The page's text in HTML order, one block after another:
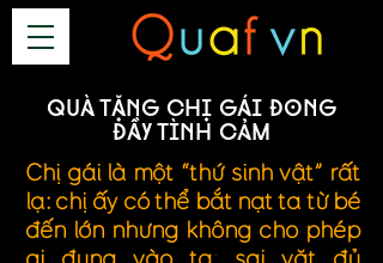
Quà tặng chị gái đong
đầy tình cảm
Chị gái là một “thứ sinh vật” rất
lạ: chị ấy có thể bắt nạt ta từ bé
đến lớn nhưng không cho phép